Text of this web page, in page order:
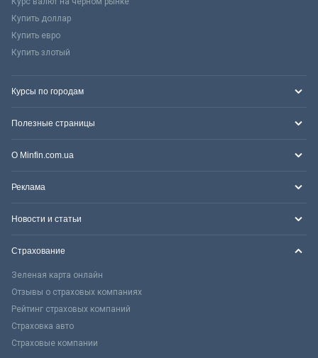
Купить доллар
Купить евро
Купить злотый
Курсы по городам
Полезные страницы
О Minfin.com.ua
Реклама
Новости и статьи
Страхование
Зеленая карта онлайн
Отзывы о страховых компаниях
Рейтинг страховых компаний
Страховка авто
Страховые компании